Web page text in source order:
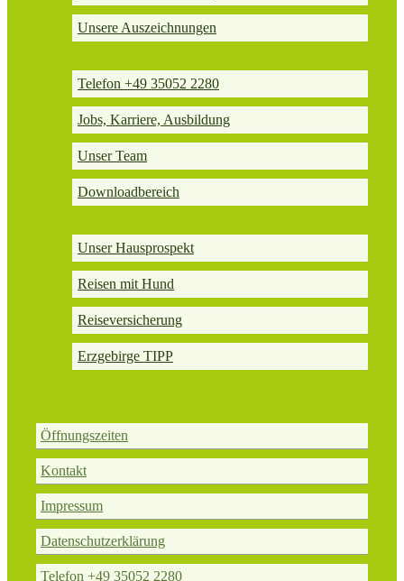
Unsere Auszeichnungen
Telefon +49 35052 2280
Jobs, Karriere, Ausbildung
Unser Team
Downloadbereich
Unser Hausprospekt
Reisen mit Hund
Reiseversicherung
Erzgebirge TIPP
Öffnungszeiten
Kontakt
Impressum
Datenschutzerklärung
Telefon +49 35052 2280